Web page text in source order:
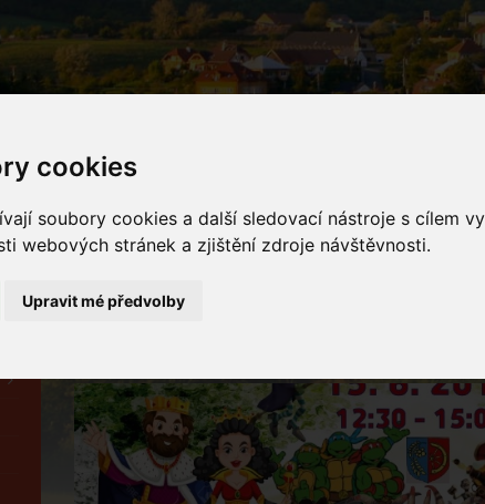
cookies
soubory cookies a další sledovací nástroje s cílem
webových stránek a zjištění zdroje návštěvnosti.
Upravit mé předvolby